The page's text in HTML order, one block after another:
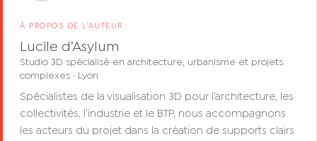
À PROPOS DE L'AUTEUR
Lucile d’Asylum
Studio 3D spécialisé en architecture, urbanisme et projets
complexes · Lyon
Spécialistes de la visualisation 3D pour l’architecture, les
collectivités, l’industrie et le BTP, nous accompagnons
les acteurs du projet dans la création de supports clairs